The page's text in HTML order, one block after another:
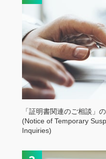
「証明書関連のご相談」
(Notice of Temporary
Inquiries)